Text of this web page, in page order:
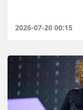
2026-07-20 00:15